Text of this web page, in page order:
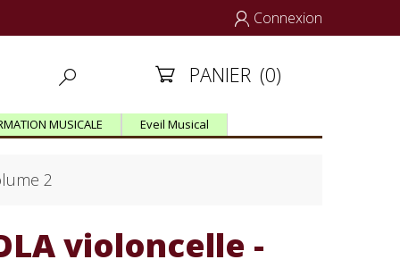
 Connexion
  PANIER (0)
MUSICALE Eveil Musical
2
violoncelle -